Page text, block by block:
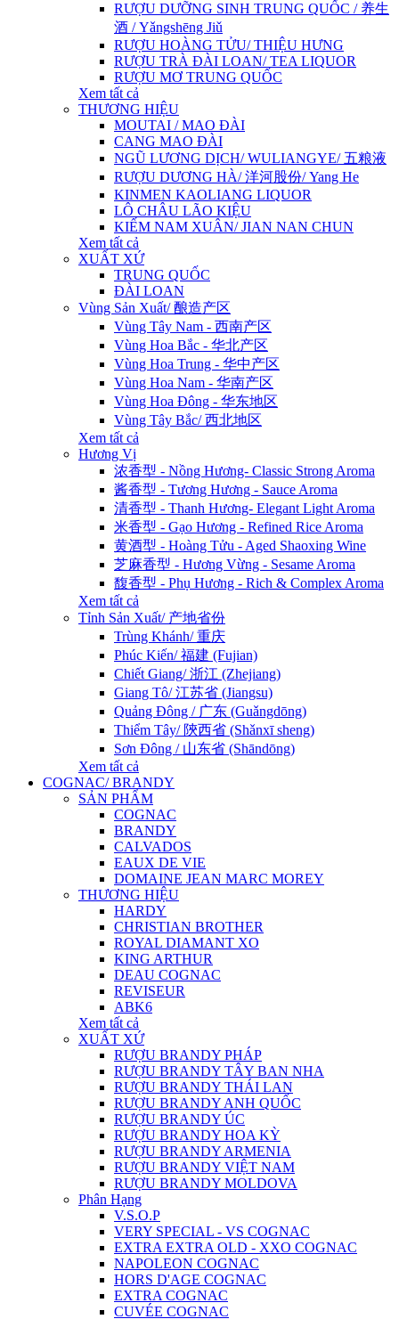
RƯỢU DƯỠNG SINH TRUNG QUỐC / 养生
酒 / Yǎngshēng Jiǔ
RƯỢU HOÀNG TỬU/ THIỆU HƯNG
RƯỢU TRÀ ĐÀI LOAN/ TEA LIQUOR
RƯỢU MƠ TRUNG QUỐC
Xem tất cả
THƯƠNG HIỆU
MOUTAI / MAO ĐÀI
CANG MAO ĐÀI
NGŨ LƯƠNG DỊCH/ WULIANGYE/ 五粮液
RƯỢU DƯƠNG HÀ/ 洋河股份/ Yang He
KINMEN KAOLIANG LIQUOR
LÔ CHÂU LÃO KIỆU
KIẾM NAM XUÂN/ JIAN NAN CHUN
Xem tất cả
XUẤT XỨ
TRUNG QUỐC
ĐÀI LOAN
Vùng Sản Xuất/ 酿造产区
Vùng Tây Nam - 西南产区
Vùng Hoa Bắc - 华北产区
Vùng Hoa Trung - 华中产区
Vùng Hoa Nam - 华南产区
Vùng Hoa Đông - 华东地区
Vùng Tây Bắc/ 西北地区
Xem tất cả
Hương Vị
浓香型 - Nồng Hương- Classic Strong Aroma
酱香型 - Tương Hương - Sauce Aroma
清香型 - Thanh Hương- Elegant Light Aroma
米香型 - Gạo Hương - Refined Rice Aroma
黄酒型 - Hoàng Tửu - Aged Shaoxing Wine
芝麻香型 - Hương Vừng - Sesame Aroma
馥香型 - Phụ Hương - Rich & Complex Aroma
Xem tất cả
Tỉnh Sản Xuất/ 产地省份
Trùng Khánh/ 重庆
Phúc Kiến/ 福建 (Fujian)
Chiết Giang/ 浙江 (Zhejiang)
Giang Tô/ 江苏省 (Jiangsu)
Quảng Đông / 广东 (Guǎngdōng)
Thiểm Tây/ 陝西省 (Shǎnxī sheng)
Sơn Đông / 山东省 (Shāndōng)
Xem tất cả
COGNAC/ BRANDY
SẢN PHẨM
COGNAC
BRANDY
CALVADOS
EAUX DE VIE
DOMAINE JEAN MARC MOREY
THƯƠNG HIỆU
HARDY
CHRISTIAN BROTHER
ROYAL DIAMANT XO
KING ARTHUR
DEAU COGNAC
REVISEUR
ABK6
Xem tất cả
XUẤT XỨ
RƯỢU BRANDY PHÁP
RƯỢU BRANDY TÂY BAN NHA
RƯỢU BRANDY THÁI LAN
RƯỢU BRANDY ANH QUỐC
RƯỢU BRANDY ÚC
RƯỢU BRANDY HOA KỲ
RƯỢU BRANDY ARMENIA
RƯỢU BRANDY VIỆT NAM
RƯỢU BRANDY MOLDOVA
Phân Hạng
V.S.O.P
VERY SPECIAL - VS COGNAC
EXTRA EXTRA OLD - XXO COGNAC
NAPOLEON COGNAC
HORS D'AGE COGNAC
EXTRA COGNAC
CUVÉE COGNAC